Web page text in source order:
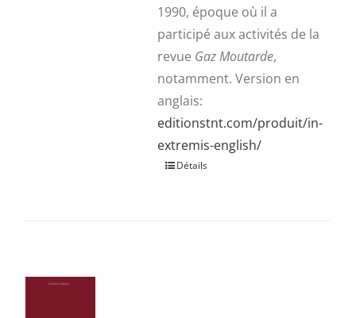
1990, époque où il a
participé aux activités de la
revue Gaz Moutarde,
notamment. Version en
anglais:
editionstnt.com/produit/in-
extremis-english/
CeDétails